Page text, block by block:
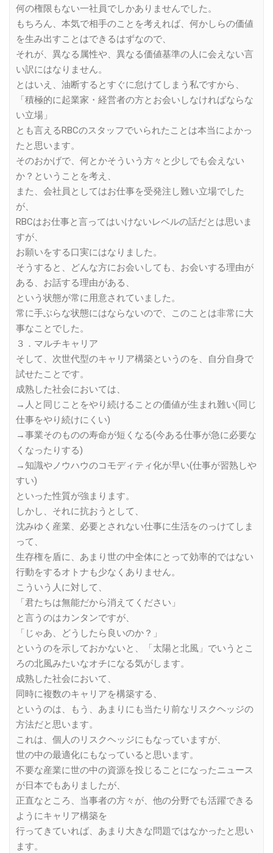
何の権限もない一社員でしかありませんでした。
もちろん、本気で相手のことを考えれば、何かしらの価値
を生み出すことはできるはずなので、
それが、異なる属性や、異なる価値基準の人に会えない言
い訳にはなりません。
とはいえ、油断するとすぐに怠けてしまう私ですから、
「積極的に起業家・経営者の方とお会いしなければならな
い立場」
とも言えるRBCのスタッフでいられたことは本当によかっ
たと思います。
そのおかげで、何とかそういう方々と少しでも会えない
か？ということを考え、
また、会社員としてはお仕事を受発注し難い立場でした
が、
RBCはお仕事と言ってはいけないレベルの話だとは思いま
すが、
お願いをする口実にはなりました。
そうすると、どんな方にお会いしても、お会いする理由が
ある、お話する理由がある、
という状態が常に用意されていました。
常に手ぶらな状態にはならないので、このことは非常に大
事なことでした。
３．マルチキャリア
そして、次世代型のキャリア構築というのを、自分自身で
試せたことです。
成熟した社会においては、
→人と同じことをやり続けることの価値が生まれ難い(同じ
仕事をやり続けにくい)
→事業そのものの寿命が短くなる(今ある仕事が急に必要な
くなったりする)
→知識やノウハウのコモディティ化が早い(仕事が習熟しや
すい)
といった性質が強まります。
しかし、それに抗おうとして、
沈みゆく産業、必要とされない仕事に生活をのっけてしま
って、
生存権を盾に、あまり世の中全体にとって効率的ではない
行動をするオトナも少なくありません。
こういう人に対して、
「君たちは無能だから消えてください」
と言うのはカンタンですが、
「じゃあ、どうしたら良いのか？」
というのを示しておかないと、「太陽と北風」でいうとこ
ろの北風みたいなオチになる気がします。
成熟した社会において、
同時に複数のキャリアを構築する、
というのは、もう、あまりにも当たり前なリスクヘッジの
方法だと思います。
これは、個人のリスクヘッジにもなっていますが、
世の中の最適化にもなっていると思います。
不要な産業に世の中の資源を投じることになったニュース
が日本でもありましたが、
正直なところ、当事者の方々が、他の分野でも活躍できる
ようにキャリア構築を
行ってきていれば、あまり大きな問題ではなかったと思い
ます。